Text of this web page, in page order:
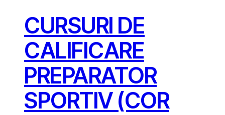
CURSURI DE
CALIFICARE
PREPARATOR
SPORTIV (COR